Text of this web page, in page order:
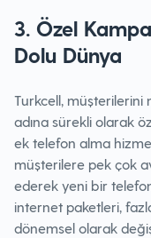
3. Özel
Dolu Dünya
Turkcell,
adına sürekli olarak
ek telefon alma
müşterilere pek çok
ederek yeni bir
internet paketleri,
dönemsel olarak